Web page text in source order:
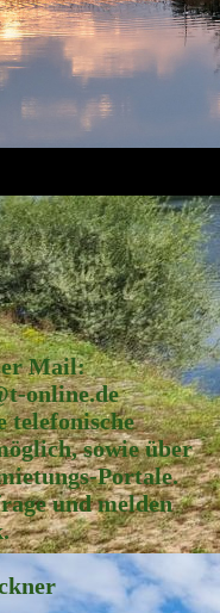
Mail:
online.de
telefonische
sowie über
Portale.
und melden